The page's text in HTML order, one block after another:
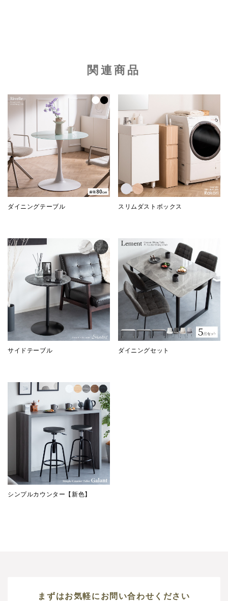
関連商品
ダイニングテーブル スリムダストボックス
サイドテーブル ダイニングセット
シンプルカウンター【新色】
まずはお気軽にお問い合わせください